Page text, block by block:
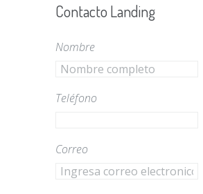
Contacto Landing
Nombre
Teléfono
Correo